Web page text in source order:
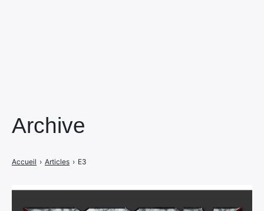
Archive
Accueil › Articles › E3